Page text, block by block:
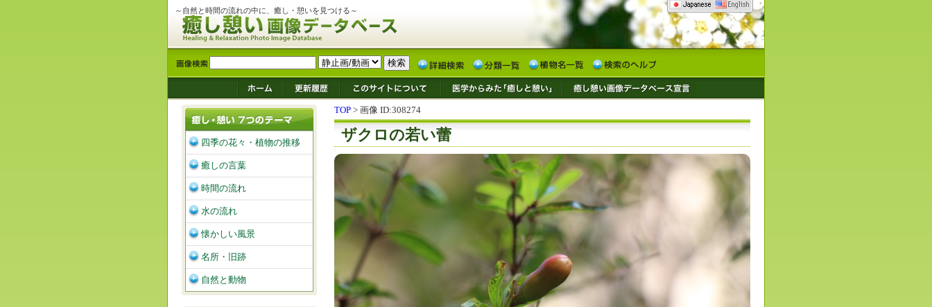
～自然と時間の流れの中に、癒し・憩いを見つける～
TOP > 画像 ID:308274
ザクロの若い蕾
四季の花々・植物の推移
癒しの言葉
時間の流れ
水の流れ
懐かしい風景
名所・旧跡
自然と動物